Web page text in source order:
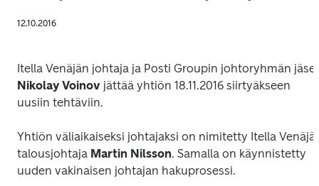
12.10.2016
Nikolay Voinov jättää yhtiön 18.11.2016 siirtyäkseen
uusiin tehtäviin.
Yhtiön väliaikaiseksi johtajaksi on nimitetty Itella
talousjohtaja Martin Nilsson. Samalla on käynnistetty
uuden vakinaisen johtajan hakuprosessi.